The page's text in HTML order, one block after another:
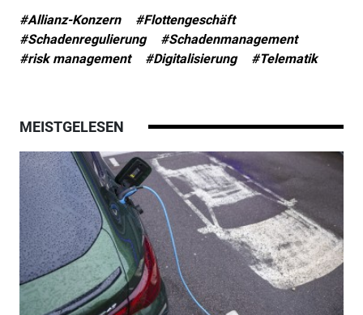
#Allianz-Konzern
#Flottengeschäft
#Schadenregulierung
#Schadenmanagement
#risk management
#Digitalisierung #Telematik
MEISTGELESEN